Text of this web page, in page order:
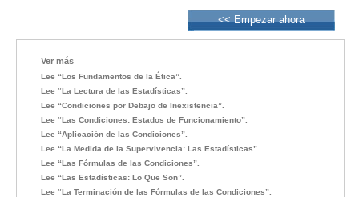
<< Empezar ahora
Ver más
Lee “Los Fundamentos de la Ética”.
Lee “La Lectura de las Estadísticas”.
Lee “Condiciones por Debajo de Inexistencia”.
Lee “Las Condiciones: Estados de Funcionamiento”.
Lee “Aplicación de las Condiciones”.
Lee “La Medida de la Supervivencia: Las Estadísticas”.
Lee “Las Fórmulas de las Condiciones”.
Lee “Las Estadísticas: Lo Que Son”.
Lee “La Terminación de las Fórmulas de las Condiciones”.